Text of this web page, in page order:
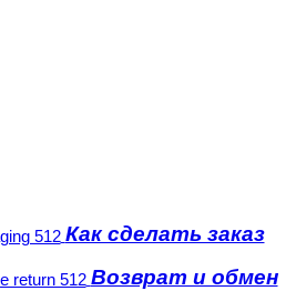
Как сделать заказ
Возврат и обмен